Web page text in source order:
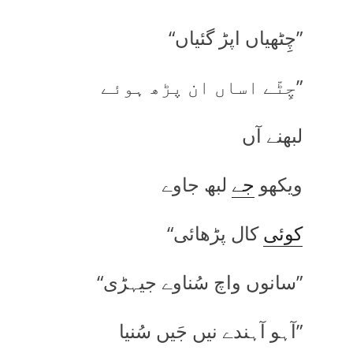
”چِٹھیاں اپڑ گئیاں“
”چِٹّے اساں ان پڑھ ہوئے
لبھنے آں
ویکھو جے لبھ جاوے
کوئیکال پڑھائی“
”سانوں واچ سُناوے جیہڑی“
”آہو آہندے نیں جَیں سُنیا